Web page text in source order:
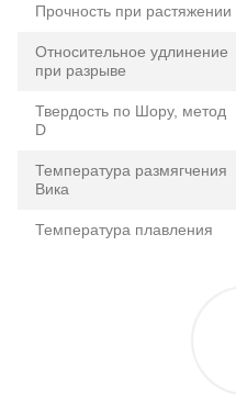
Прочность при растяжении
Относительное удлинение
при разрыве
Твердость по Шору, метод
D
Температура размягчения
Вика
Температура плавления